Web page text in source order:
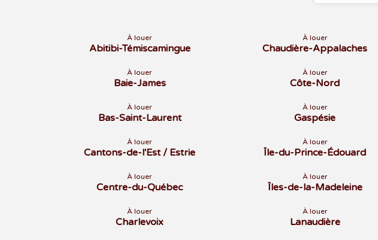
À louer
Abitibi-Témiscamingue
À louer
Baie-James
À louer
Bas-Saint-Laurent
À louer
Cantons-de-l'Est / Estrie
À louer
Centre-du-Québec
À louer
Charlevoix
À louer
Chaudière-Appalaches
À louer
Côte-Nord
À louer
Gaspésie
À louer
Île-du-Prince-Édouard
À louer
Îles-de-la-Madeleine
À louer
Lanaudière